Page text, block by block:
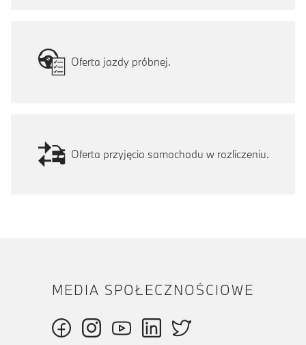
Oferta jazdy próbnej.
Oferta przyjęcia samochodu w rozliczeniu.
MEDIA SPOŁECZNOŚCIOWE